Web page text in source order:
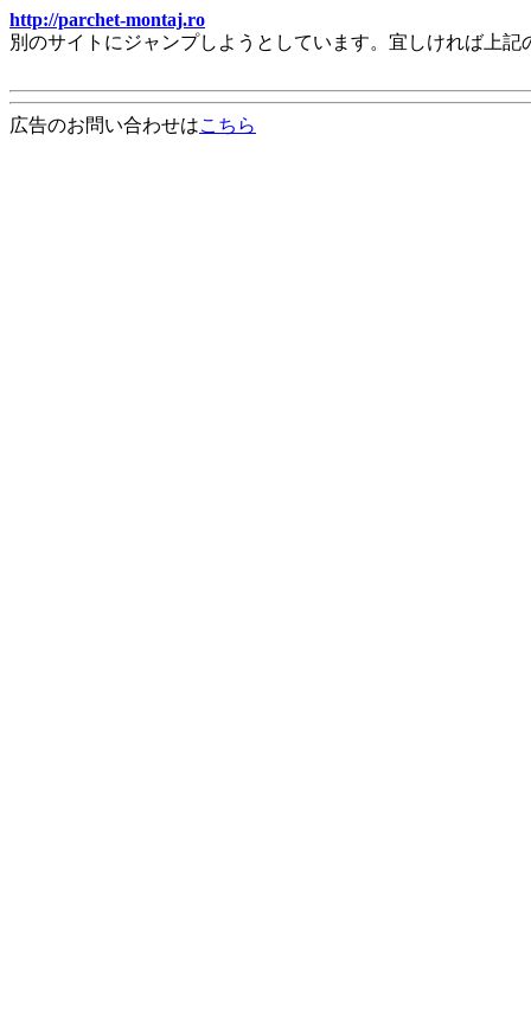
http://parchet-montaj.ro
別のサイトにジャンプしようとしています。宜しければ上
広告のお問い合わせはこちら